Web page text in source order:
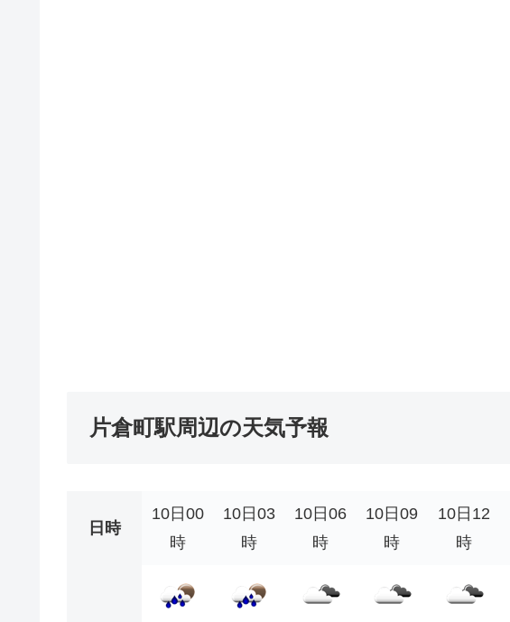
片倉町駅周辺の天気予報
日時
10日00
時
10日03
時
10日06
時
10日09
時
10日12
時